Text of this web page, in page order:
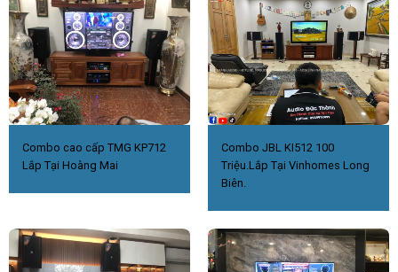
Combo cao cấp TMG KP712
Lắp Tại Hoàng Mai
Combo JBL KI512 100
Triệu.Lắp Tại Vinhomes Long
Biên.